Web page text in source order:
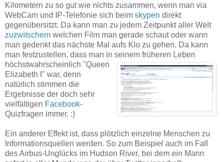
Kilometern zu so gut wie nichts zusammen, wenn man via
WebCam und IP-Telefonie sich beim skypen direkt
gegenübersitzt. Da kann man zu jedem Zeitpunkt aller Welt
zuzwitschern welchen Film man gerade schaut oder wann
man gedenkt das nächste Mal aufs Klo zu gehen. Da kann
man festzustellen, dass man in seinem früheren Leben
höchstwahrscheinlich "Queen
Elizabeth I" war, denn
natürlich stimmen die
Ergebnisse der doch sehr
vielfältigen Facebook-
Quizfragen immer. :)
Ein anderer Effekt ist, dass plötzlich einzelne Menschen zu
Informationsquellen werden. So zum Beispiel auch im Fall
des Airbus-Unglücks im Hudson River, bei dem ein Mann